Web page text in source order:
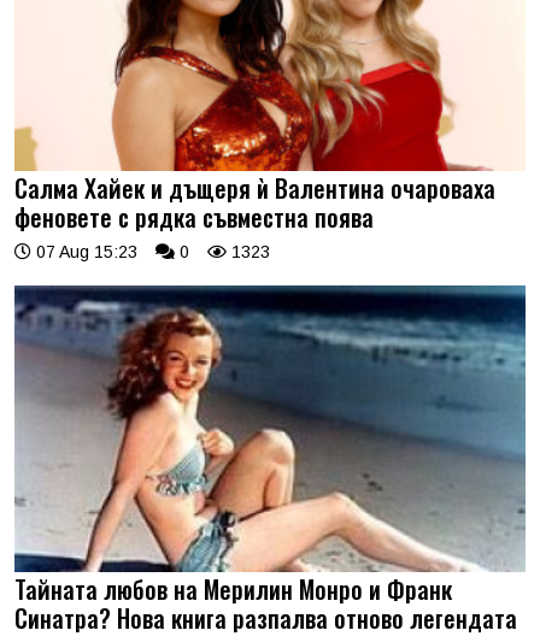
Салма Хайек и дъщеря ѝ Валентина очароваха
феновете с рядка съвместна поява
07 Aug 15:23 0 1323
Тайната любов на Мерилин Монро и Франк
Синатра? Нова книга разпалва отново легендата